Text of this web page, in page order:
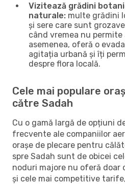
Vizitează grădini
naturale: multe grădini
și sere care sunt
când vremea nu
asemenea, oferă o
agitația urbană și îți
despre flora locală.
Cele mai populare
către Sadah
Cu o gamă largă de opțiuni
frecvente ale companiilor
orașe de plecare pentru
spre Sadah sunt de obicei
noduri majore nu oferă
și cele mai competitive